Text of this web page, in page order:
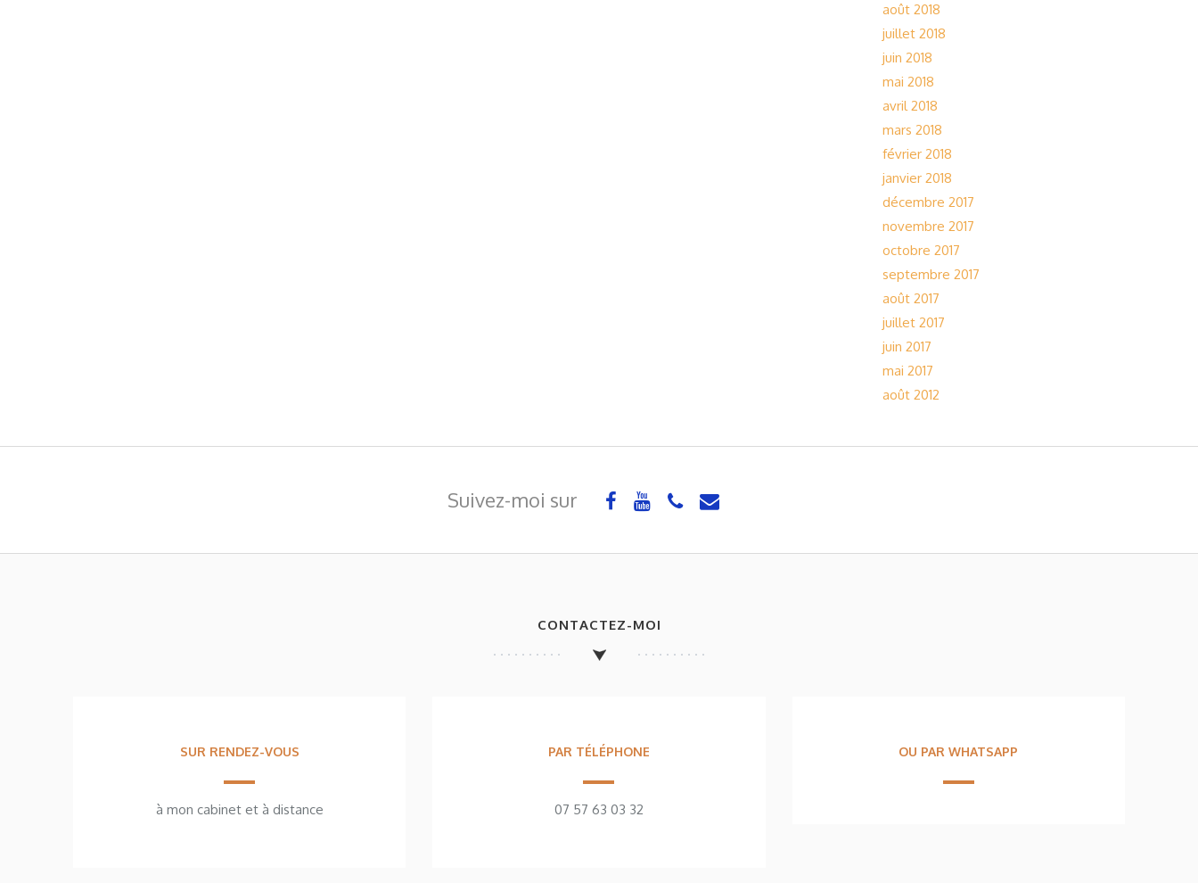
août 2018
juillet 2018
juin 2018
mai 2018
avril 2018
mars 2018
février 2018
janvier 2018
décembre 2017
novembre 2017
octobre 2017
septembre 2017
août 2017
juillet 2017
juin 2017
mai 2017
août 2012
Suivez-moi sur
CONTACTEZ-MOI
SUR RENDEZ-VOUS
à mon cabinet et à distance
PAR TÉLÉPHONE
07 57 63 03 32
OU PAR WHATSAPP